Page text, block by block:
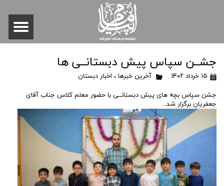
جشــن سپاس پیش دبستانــی ها
۱۵ خرداد ۱۴۰۲ آخرین خبرها ، اخبار دبستان
جشن سپاس بچه های پیش دبستانــی با حضور معلم کلاس جناب آقای
جعفریان برگزار شد...